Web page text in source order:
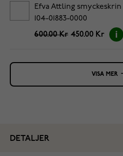
Efva Attling smyckeskrin
104-01883-0000
600.00 Kr 450.00 Kr
VISA MER
DETALJER